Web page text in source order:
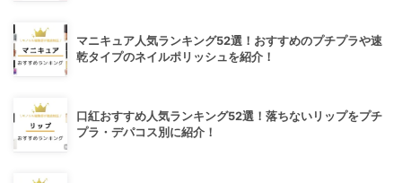
マニキュア人気ランキング52選！おすすめのプチプラや速
乾タイプのネイルポリッシュを紹介！
口紅おすすめ人気ランキング52選！落ちないリップをプチ
プラ・デパコス別に紹介！